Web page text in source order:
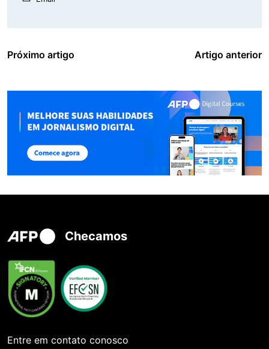
Próximo artigo Artigo anterior
Checamos
Entre em contato conosco